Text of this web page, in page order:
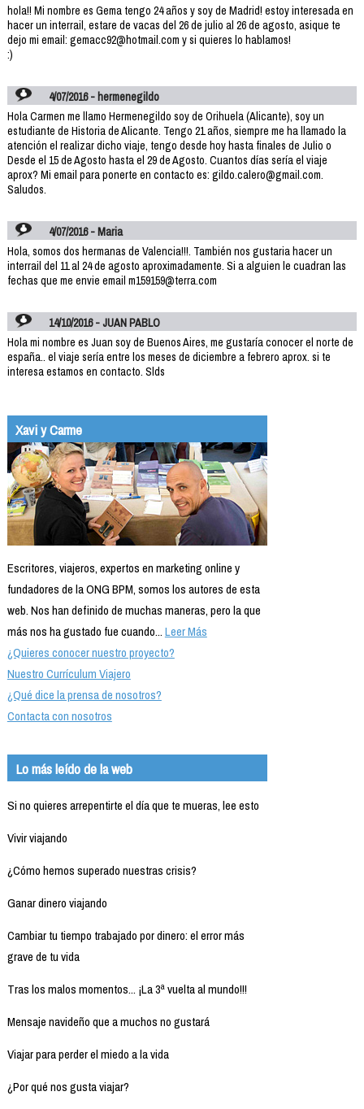
hola!! Mi nombre es Gema tengo 24 años y soy de Madrid! estoy interesada en
hacer un interrail, estare de vacas del 26 de julio al 26 de agosto, asique te
dejo mi email: gemacc92@hotmail.com y si quieres lo hablamos!
:)
4/07/2016 - hermenegildo
Hola Carmen me llamo Hermenegildo soy de Orihuela (Alicante), soy un
estudiante de Historia de Alicante. Tengo 21 años, siempre me ha llamado la
atención el realizar dicho viaje, tengo desde hoy hasta finales de Julio o
Desde el 15 de Agosto hasta el 29 de Agosto. Cuantos días sería el viaje
aprox? Mi email para ponerte en contacto es: gildo.calero@gmail.com.
Saludos.
4/07/2016 - Maria
Hola, somos dos hermanas de Valencia!!!. También nos gustaria hacer un
interrail del 11 al 24 de agosto aproximadamente. Si a alguien le cuadran las
fechas que me envie email m159159@terra.com
14/10/2016 - JUAN PABLO
Hola mi nombre es Juan soy de Buenos Aires, me gustaría conocer el norte de
españa.. el viaje sería entre los meses de diciembre a febrero aprox. si te
interesa estamos en contacto. Slds
Xavi y Carme
Escritores, viajeros, expertos en marketing online y
fundadores de la ONG BPM, somos los autores de esta
web. Nos han definido de muchas maneras, pero la que
más nos ha gustado fue cuando...Leer Más
¿Quieres conocer nuestro proyecto?
Nuestro Currículum Viajero
¿Qué dice la prensa de nosotros?
Contacta con nosotros
Lo más leído de la web
Si no quieres arrepentirte el día que te mueras, lee esto
Vivir viajando
¿Cómo hemos superado nuestras crisis?
Ganar dinero viajando
Cambiar tu tiempo trabajado por dinero: el error más
grave de tu vida
Tras los malos momentos... ¡La 3ª vuelta al mundo!!!
Mensaje navideño que a muchos no gustará
Viajar para perder el miedo a la vida
¿Por qué nos gusta viajar?